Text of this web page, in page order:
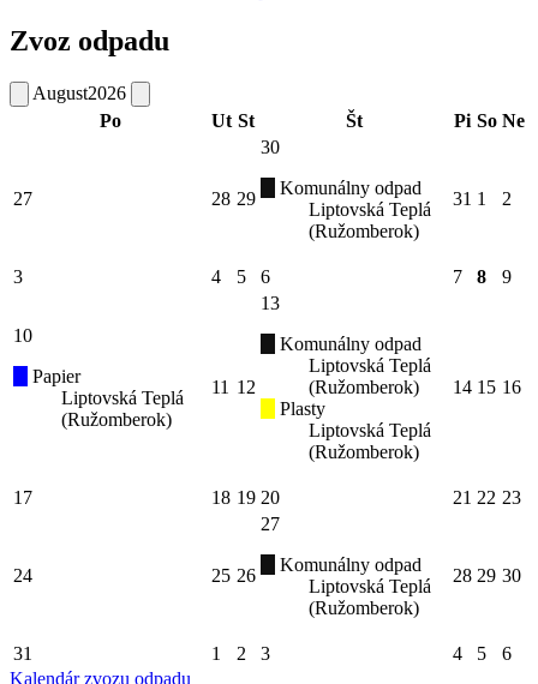
Zvoz odpadu
August2026
Po
Ut St Št Pi So Ne
27 28 29
30
Komunálny odpad
Liptovská Teplá
(Ružomberok)
31 1 2
3 4 5 6 7 8 9
10
Papier
Liptovská Teplá
(Ružomberok)
11 12
13
Komunálny odpad
Liptovská Teplá
(Ružomberok)
Plasty
Liptovská Teplá
(Ružomberok)
14 15 16
17 18 19 20 21 22 23
24 25 26
27
Komunálny odpad
Liptovská Teplá
(Ružomberok)
28 29 30
31 1 2 3 4 5
6
Kalendár zvozu odpadu